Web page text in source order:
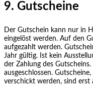
9. Gutscheine
Der Gutschein kann nur in
eingelöst werden. Auf den
aufgezahlt werden.
Jahr gültig. Ist kein
der Zahlung des
ausgeschlossen.
verschickt werden, sind erst